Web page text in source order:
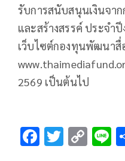
รับการสนับสนุนเงินจ
และสร้างสรรค์ ประจำ
เว็บไซต์กองทุนพัฒนาสื่
2569 เป็นต้นไป
F T C